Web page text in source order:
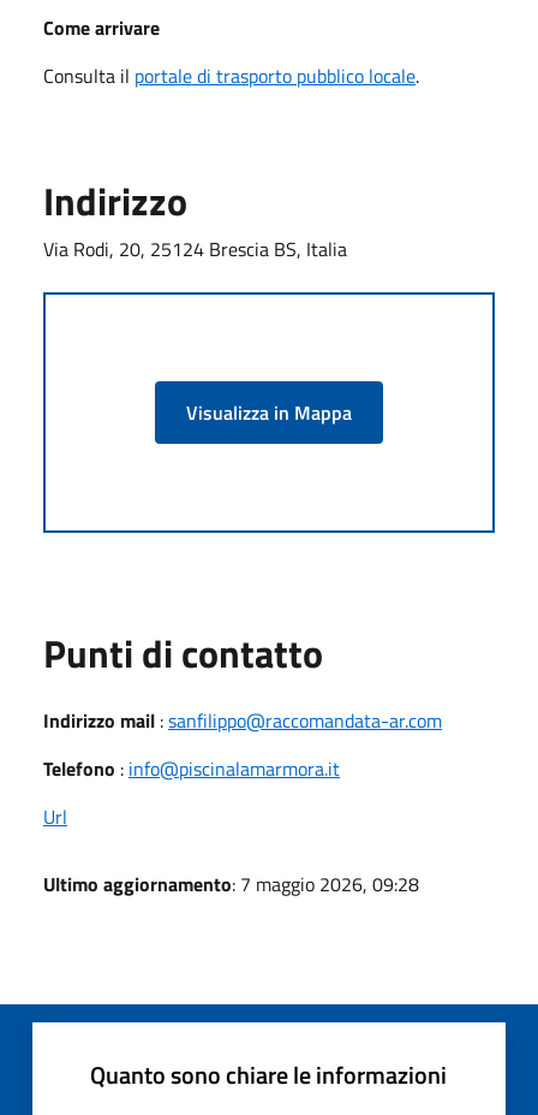
Come arrivare
Consulta il portale di trasporto pubblico locale.
Indirizzo
Via Rodi, 20, 25124 Brescia BS, Italia
Visualizza in Mappa
Punti di contatto
Indirizzo mail :sanfilippo@raccomandata-ar.com
Telefono : info@piscinalamarmora.it
Url
Ultimo aggiornamento: 7 maggio 2026, 09:28
Quanto sono chiare le informazioni